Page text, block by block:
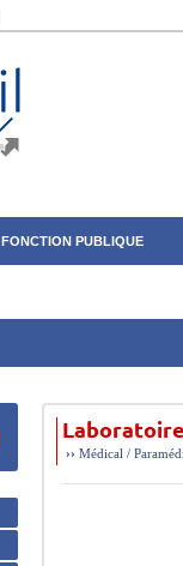
PUBLIQUE
››Médical /